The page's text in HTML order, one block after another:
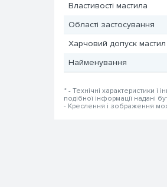
Властивості мастила
Області застосування
Харчовий допуск мастил
Найменування
* - Технічні характеристики
подібної інформації надані
- Креслення і зображення